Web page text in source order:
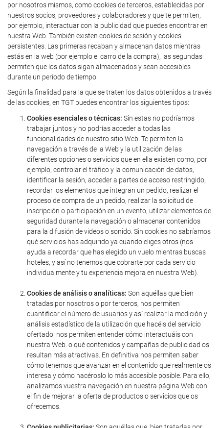
por nosotros mismos, como cookies de terceros, establecidas por
nuestros socios, proveedores y colaboradores y que te permiten,
por ejemplo, interactuar con la publicidad que puedes encontrar en
nuestra Web. También existen cookies de sesión y cookies
persistentes. Las primeras recaban y almacenan datos mientras
estás en la web (por ejemplo el carro de la compra), las segundas
permiten que los datos sigan almacenados y sean accesibles
durante un período de tiempo.
Según la finalidad para la que se traten los datos obtenidos a través
de las cookies, en TGT puedes encontrar los siguientes tipos:
Cookies esenciales o técnicas: Sin estas no podríamos
trabajar juntos y no podrías acceder a todas las
funcionalidades de nuestro sitio Web. Te permiten la
navegación a través de la Web y la utilización de las
diferentes opciones o servicios que en ella existen como, por
ejemplo, controlar el tráfico y la comunicación de datos,
identificar la sesión, acceder a partes de acceso restringido,
recordar los elementos que integran un pedido, realizar el
proceso de compra de un pedido, realizar la solicitud de
inscripción o participación en un evento, utilizar elementos de
seguridad durante la navegación o almacenar contenidos
para la difusión de videos o sonido. Sin cookies no sabríamos
qué servicios has adquirido ya cuando eliges otros (nos
ayuda a recordar que has elegido un vuelo mientras buscas
hoteles, y así no tenemos que cobrarte por cada servicio
individualmente y tu experiencia mejora en nuestra Web).
Cookies de análisis o analíticas: Son aquéllas que bien
tratadas por nosotros o por terceros, nos permiten
cuantificar el número de usuarios y así realizar la medición y
análisis estadístico de la utilización que hacéis del servicio
ofertado: nos permiten entender cómo interactuáis con
nuestra Web. o qué contenidos y campañas de publicidad os
resultan más atractivas. En definitiva nos permiten saber
cómo tenemos que avanzar en el contenido que realmente os
interesa y cómo hacéroslo lo más accesible posible. Para ello,
analizamos vuestra navegación en nuestra página Web con
el fin de mejorar la oferta de productos o servicios que os
ofrecemos.